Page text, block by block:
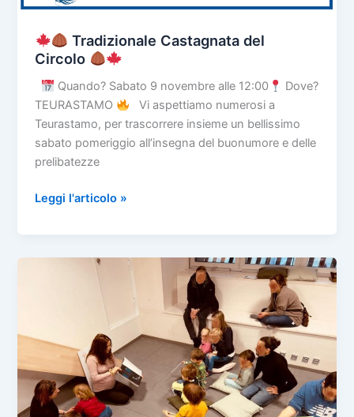
Tradizionale Castagnata del
Circolo
Quando? Sabato 9 novembre alle 12:00
Dove?
TEURASTAMO
Vi aspettiamo numerosi a
Teurastamo, per trascorrere insieme un bellissimo
sabato pomeriggio all’insegna del buonumore e delle
prelibatezze
Castagnata
Leggi l'articolo »